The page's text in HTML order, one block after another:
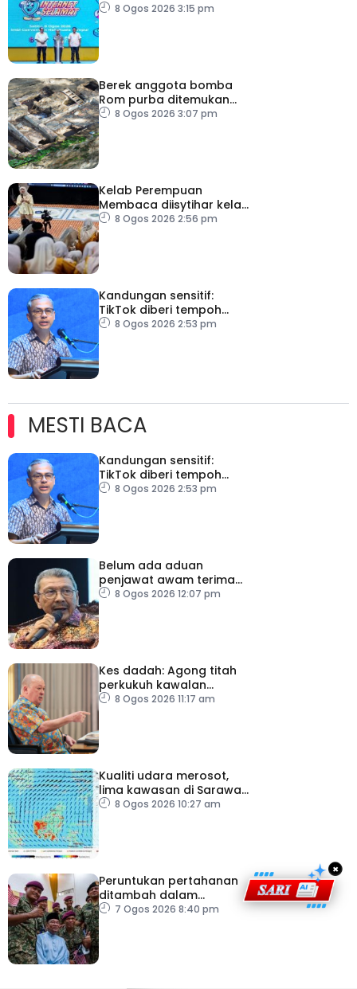
8 Ogos 2026 3:15 pm
Berek anggota bomba
Rom purba ditemukan
berhampiran Colosseum
8 Ogos 2026 3:07 pm
Kelab Perempuan
Membaca diisytihar kelab
membaca terbesar di
8 Ogos 2026 2:56 pm
Kandungan sensitif:
TikTok diberi tempoh
perkukuh sistem
8 Ogos 2026 2:53 pm
MESTI BACA
Kandungan sensitif:
TikTok diberi tempoh
perkukuh sistem
8 Ogos 2026 2:53 pm
Belum ada aduan
penjawat awam terima
tekanan daripada ahli
8 Ogos 2026 12:07 pm
Kes dadah: Agong titah
perkukuh kawalan
lapangan terbang, pintu
8 Ogos 2026 11:17 am
Kualiti udara merosot,
lima kawasan di Sarawak
catat IPU tidak sihat
8 Ogos 2026 10:27 am
Peruntukan pertahanan
ditambah dalam
Belanjawan 2027
7 Ogos 2026 8:40 pm
×